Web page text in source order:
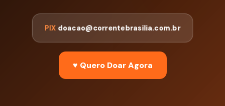
PIX doacao@correntebrasilia.com.br
♥ Quero Doar Agora